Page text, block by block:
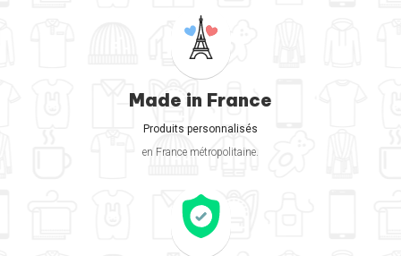
Made in France
Produits personnalisés
en France métropolitaine.